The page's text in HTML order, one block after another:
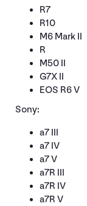
R7
R10
M6 Mark II
R
M50 II
G7X II
EOS R6 V
Sony:
a7 III
a7 IV
a7 V
a7R III
a7R IV
a7R V